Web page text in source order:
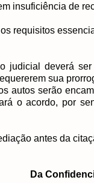
insuficiência de
requisitos
judicial deverá
sua
autos serão
o acordo, por
antes da
Da